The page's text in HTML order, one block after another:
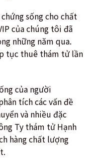
sống cho chất
của chúng tôi đã
những năm qua.
tục thuê thám tử lần
của người
tích các vấn đề
và nhiều đặc
Ty thám tử Hạnh
hàng chất lượng